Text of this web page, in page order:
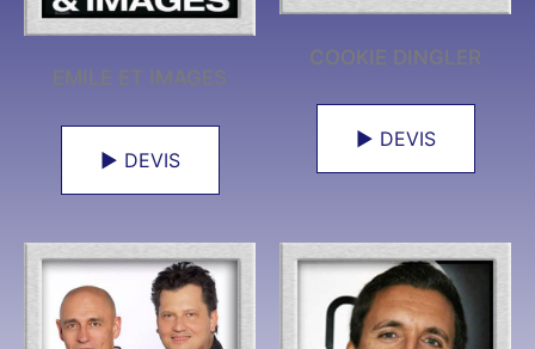
EMILE ET IMAGES
► DEVIS
COOKIE DINGLER
► DEVIS